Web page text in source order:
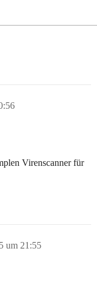
Virenscanner für
um 21:55